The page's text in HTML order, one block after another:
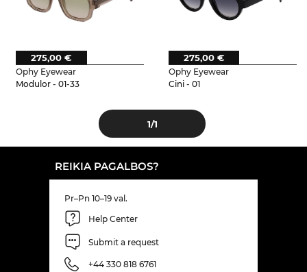
Ophy Eyewear
Modulor - 01-33
275,00 €
Ophy Eyewear
Cini - 01
275,00 €
1/1
REIKIA PAGALBOS?
Pr–Pn 10–19 val.
Help Center
Submit a request
+44 330 818 6761